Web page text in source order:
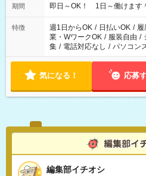
期間 即日～OK！ 1日～働けます
特徴 週1日からOK / 日払いOK / 履
業・WワークOK / 服装自由 /
集 / 電話対応なし / パソコン
気になる！ 応募
編集部イチオシ